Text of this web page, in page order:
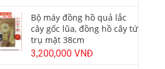
Bộ máy đồng hồ quả lắc
cây gốc lũa, đồng hồ cây tứ
trụ mặt 38cm
3,200,000 VNĐ